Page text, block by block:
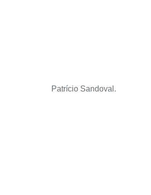
Patrício Sandoval .